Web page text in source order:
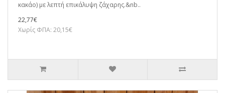
κακάο) με λεπτή επικάλυψη ζάχαρης.&nb..
22,77€
Χωρίς ΦΠΑ: 20,15€